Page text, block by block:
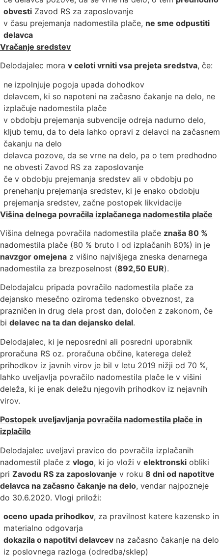
obvesti Zavod RS za zaposlovanje
v času prejemanja nadomestila plače, ne sme odpustiti
delavca
Vračanje sredstev
Delodajalec mora v celoti vrniti vsa prejeta sredstva, če:
ne izpolnjuje pogoja upada dohodkov
delavcem, ki so napoteni na začasno čakanje na delo, ne
izplačuje nadomestila plače
v obdobju prejemanja subvencije odreja nadurno delo,
kljub temu, da to dela lahko opravi z delavci na začasnem
čakanju na delo
delavca pozove, da se vrne na delo, pa o tem predhodno
ne obvesti Zavod RS za zaposlovanje
če v obdobju prejemanja sredstev ali v obdobju po
prenehanju prejemanja sredstev, ki je enako obdobju
prejemanja sredstev, začne postopek likvidacije
Višina delnega povračila izplačanega nadomestila plače
Višina delnega povračila nadomestila plače znaša 80 %
nadomestila plače (80 % bruto I od izplačanih 80%) in je
navzgor omejena z višino najvišjega zneska denarnega
nadomestila za brezposelnost (892,50 EUR).
Delodajalcu pripada povračilo nadomestila plače za
dejansko mesečno oziroma tedensko obveznost, za
prazničen in drug dela prost dan, določen z zakonom, če
bi delavec na ta dan dejansko delal.
Delodajalec, ki je neposredni ali posredni uporabnik
proračuna RS oz. proračuna občine, katerega delež
prihodkov iz javnih virov je bil v letu 2019 nižji od 70 %,
lahko uveljavlja povračilo nadomestila plače le v višini
deleža, ki je enak deležu njegovih prihodkov iz nejavnih
virov.
Postopek uveljavljanja povračila nadomestila plače in
izplačilo
Delodajalec uveljavi pravico do povračila izplačanih
nadomestil plače z vlogo, ki jo vloži v elektronski obliki
pri Zavodu RS za zaposlovanje v roku 8 dni od napotitve
delavca na začasno čakanje na delo, vendar najpozneje
do 30.6.2020. Vlogi priloži:
oceno upada prihodkov, za pravilnost katere kazensko in
materialno odgovarja
dokazila o napotitvi delavcev na začasno čakanje na delo
iz poslovnega razloga (odredba/sklep)